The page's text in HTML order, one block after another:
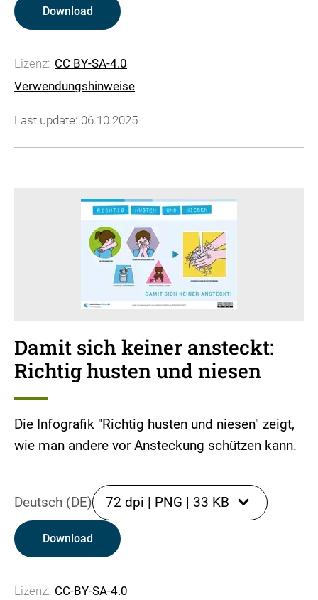
Download
Lizenz: CC BY-SA-4.0
Verwendungshinweise
Last update: 06.10.2025
Damit sich keiner ansteckt:
Richtig husten und niesen
Die Infografik "Richtig husten und niesen" zeigt,
wie man andere vor Ansteckung schützen kann.
Deutsch (DE) 72 dpi | PNG | 33 KB
Download
Lizenz: CC-BY-SA-4.0